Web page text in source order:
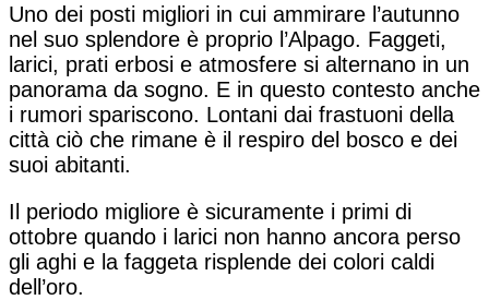
Uno dei posti migliori in cui ammirare l’autunno
nel suo splendore è proprio l’Alpago. Faggeti,
larici, prati erbosi e atmosfere si alternano in un
panorama da sogno. E in questo contesto anche
i rumori spariscono. Lontani dai frastuoni della
città ciò che rimane è il respiro del bosco e dei
suoi abitanti.
Il periodo migliore è sicuramente i primi di
ottobre quando i larici non hanno ancora perso
gli aghi e la faggeta risplende dei colori caldi
dell’oro.